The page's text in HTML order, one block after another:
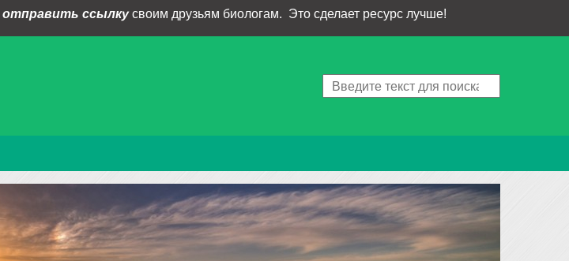
отправить ссылкусвоим друзьям биологам. Это сделает ресурс лучше!